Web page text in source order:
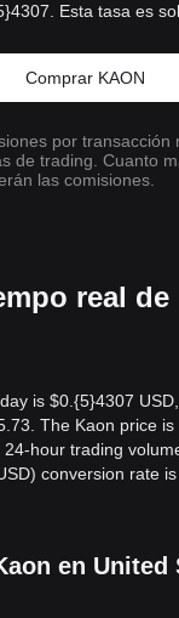
Esta tasa es
Comprar KAON
por transacción
de trading. Cuanto
las comisiones.
real de
is $0.{​5}4307
The Kaon price
hour trading
conversion rate
en United